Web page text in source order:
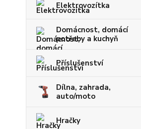
Elektrovozítka
Domácnost, domácí
potřeby a kuchyň
Příslušenství
Dílna, zahrada,
auto/moto
Hračky